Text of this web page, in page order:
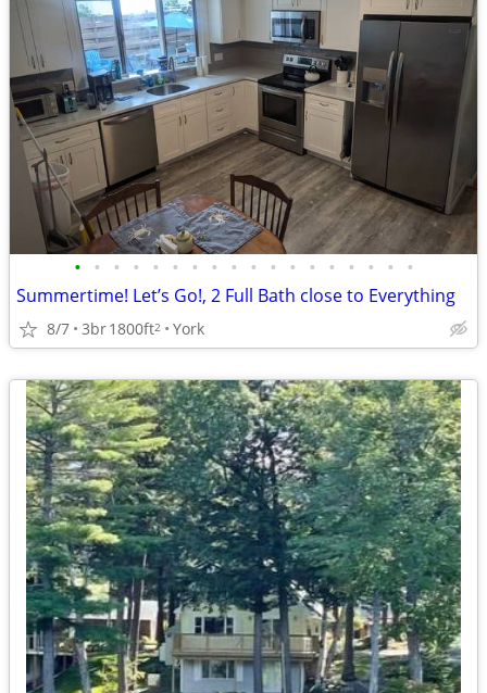
• • • • • • • • • • • • • • • • • •
Summertime! Let’s Go!, 2 Full Bath close to Everything
8/7 3br1800ft2 York